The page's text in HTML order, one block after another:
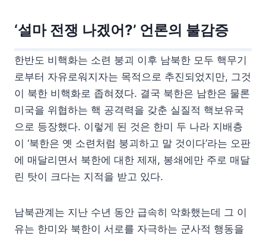
‘설마 전쟁 나겠어?’ 언론의 불감증
한반도 비핵화는 소련 붕괴 이후 남북한 모두 핵무기
로부터 자유로워지자는 목적으로 추진되었지만, 그것
이 북한 비핵화로 좁혀졌다. 결국 북한은 남한은 물론
미국을 위협하는 핵 공격력을 갖춘 실질적 핵보유국
으로 등장했다. 이렇게 된 것은 한미 두 나라 지배층
이 ‘북한은 옛 소련처럼 붕괴하고 말 것이다’라는 오판
에 매달리면서 북한에 대한 제재, 봉쇄에만 주로 매달
린 탓이 크다는 지적을 받고 있다.
남북관계는 지난 수년 동안 급속히 악화했는데 그 이
유는 한미와 북한이 서로를 자극하는 군사적 행동을